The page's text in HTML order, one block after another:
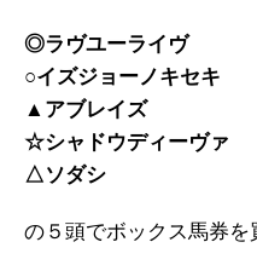
◎ラヴユーライヴ
○イズジョーノキセキ
▲アブレイズ
☆シャドウディーヴァ
△ソダシ
の５頭でボックス馬券を